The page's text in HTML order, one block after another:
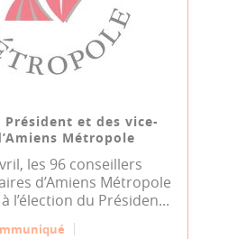
Président et des vice-
Métropole
les 96 conseillers
d’Amiens Métropole
l’élection du Présiden...